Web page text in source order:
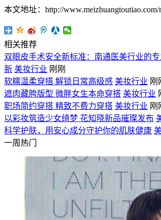
本文地址：http://www.meizhuangtoutiao.com/
相关推荐
双眼皮手术安全新标准：南通医美行业的
新 美妆行业 刚刚
软糯温柔穿搭 解锁日常高级感 美妆行业 刚
遮肉藏胯版型 微胖女生本命穿搭 美妆行业
职场简约穿搭 精致不费力穿搭 美妆行业 刚
以彩妆筑造少女绮梦 花知晓新品璀璨发布
科学护肤，用安心成分守护你的肌肤健康
一周热门